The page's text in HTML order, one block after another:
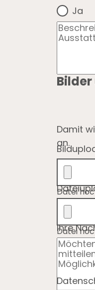
Ja
Damit
an.
Datei
Datei
Ihre